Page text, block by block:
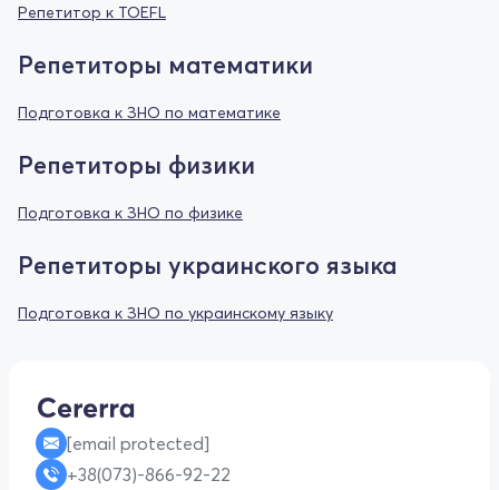
Репетитор к TOEFL
Репетиторы математики
Подготовка к ЗНО по математике
Репетиторы физики
Подготовка к ЗНО по физике
Репетиторы украинского языка
Подготовка к ЗНО по украинскому языку
[email protected]
+38(073)-866-92-22